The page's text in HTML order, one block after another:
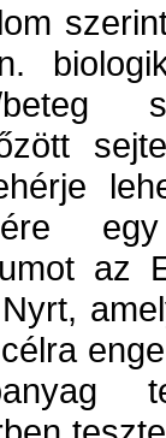
beteg
az